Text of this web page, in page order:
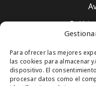
Para ofrecer las mejores
las cookies para almacenar
dispositivo. El
procesar datos como el